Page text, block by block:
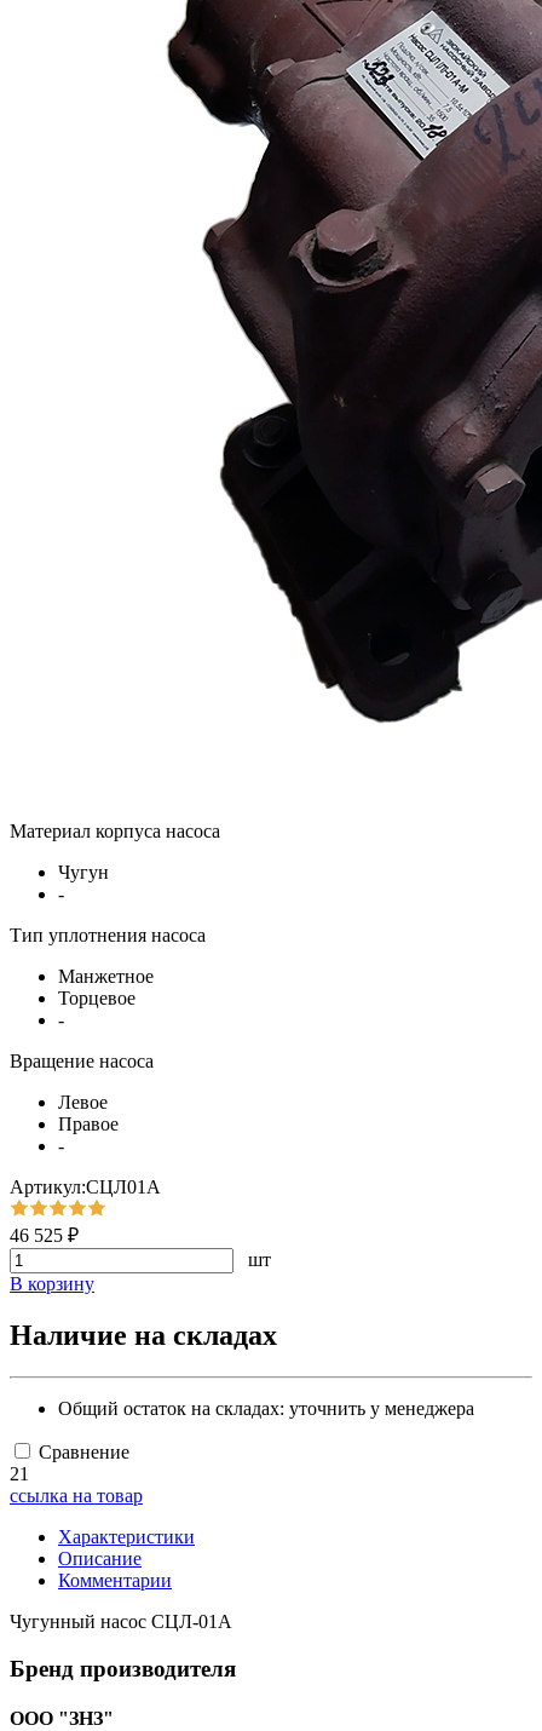
Материал корпуса насоса
Чугун
-
Тип уплотнения насоса
Манжетное
Торцевое
-
Вращение насоса
Левое
Правое
-
Артикул:СЦЛ01А
46 525 ₽
шт
В корзину
Наличие на складах
Общий остаток на складах: уточнить у менеджера
Сравнение
21
ссылка на товар
Характеристики
Описание
Комментарии
Чугунный насос СЦЛ-01А
Бренд производителя
ООО "ЗНЗ"